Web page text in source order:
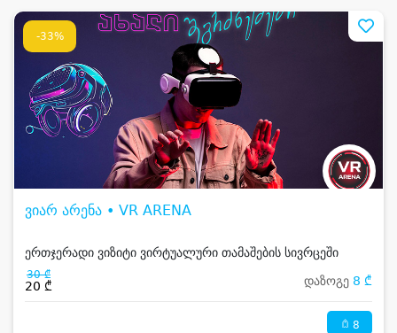
-33%
ვიარ არენა • VR ARENA
ერთჯერადი ვიზიტი ვირტუალური თამაშების სივრცეში
30 ₾
20 ₾ დაზოგე 8 ₾
8